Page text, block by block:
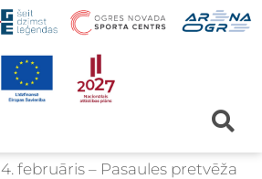
4. februāris – Pasaules pretvēža